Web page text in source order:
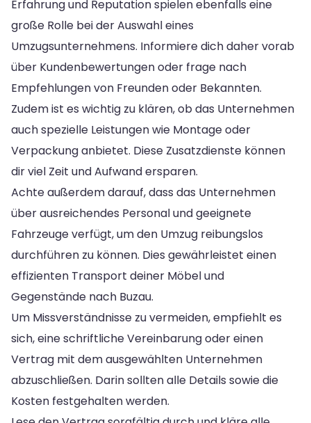
Erfahrung und Reputation spielen ebenfalls eine
große Rolle bei der Auswahl eines
Umzugsunternehmens. Informiere dich daher vorab
über Kundenbewertungen oder frage nach
Empfehlungen von Freunden oder Bekannten.
Zudem ist es wichtig zu klären, ob das Unternehmen
auch spezielle Leistungen wie Montage oder
Verpackung anbietet. Diese Zusatzdienste können
dir viel Zeit und Aufwand ersparen.
Achte außerdem darauf, dass das Unternehmen
über ausreichendes Personal und geeignete
Fahrzeuge verfügt, um den Umzug reibungslos
durchführen zu können. Dies gewährleistet einen
effizienten Transport deiner Möbel und
Gegenstände nach Buzau.
Um Missverständnisse zu vermeiden, empfiehlt es
sich, eine schriftliche Vereinbarung oder einen
Vertrag mit dem ausgewählten Unternehmen
abzuschließen. Darin sollten alle Details sowie die
Kosten festgehalten werden.